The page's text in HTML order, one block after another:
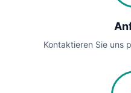
Kontaktieren Sie uns